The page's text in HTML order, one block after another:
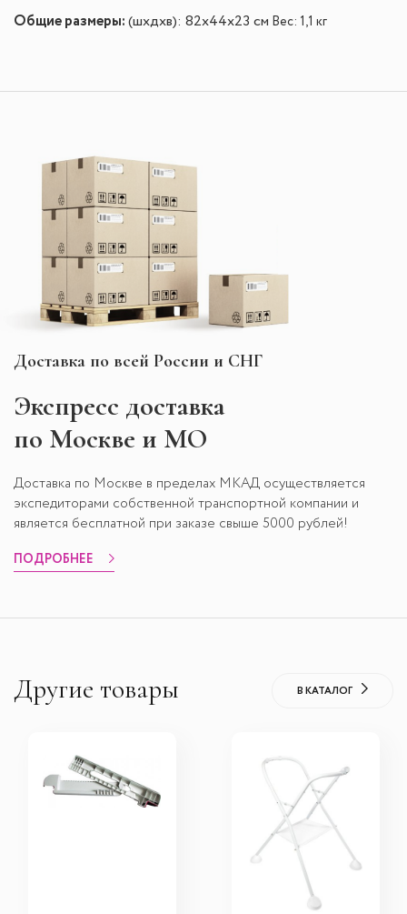
Общие размеры: (шxдхв): 82x44x23 см Вес: 1,1 кг
Доставка по всей России и СНГ
Экспресс доставка
по Москве и МО
Доставка по Москве в пределах МКАД осуществляется
экспедиторами собственной транспортной компании и
является бесплатной при заказе свыше 5000 рублей!
ПОДРОБНЕЕ
Другие товары В КАТАЛОГ